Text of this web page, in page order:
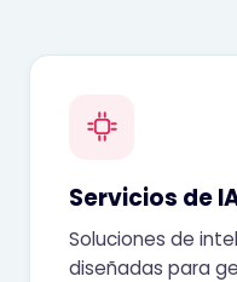
Servicios de
Soluciones de
diseñadas para